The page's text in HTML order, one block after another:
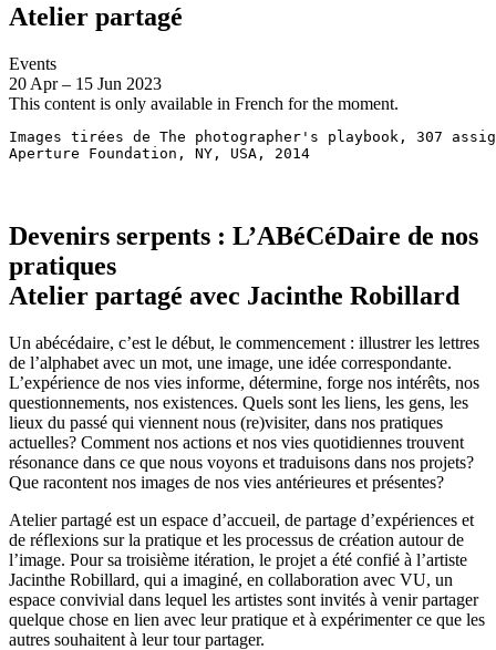
Atelier partagé
Events
20 Apr – 15 Jun 2023
This content is only available in French for the moment.
Images tirées de The photographer's playbook, 307
Aperture Foundation, NY, USA, 2014
Devenirs serpents : L’ABéCéDaire de nos
pratiques
Atelier partagé avec Jacinthe Robillard
Un abécédaire, c’est le début, le commencement : illustrer les lettres
de l’alphabet avec un mot, une image, une idée correspondante.
L’expérience de nos vies informe, détermine, forge nos intérêts, nos
questionnements, nos existences. Quels sont les liens, les gens, les
lieux du passé qui viennent nous (re)visiter, dans nos pratiques
actuelles? Comment nos actions et nos vies quotidiennes trouvent
résonance dans ce que nous voyons et traduisons dans nos projets?
Que racontent nos images de nos vies antérieures et présentes?
Atelier partagé est un espace d’accueil, de partage d’expériences et
de réflexions sur la pratique et les processus de création autour de
l’image. Pour sa troisième itération, le projet a été confié à l’artiste
Jacinthe Robillard, qui a imaginé, en collaboration avec VU, un
espace convivial dans lequel les artistes sont invités à venir partager
quelque chose en lien avec leur pratique et à expérimenter ce que les
autres souhaitent à leur tour partager.